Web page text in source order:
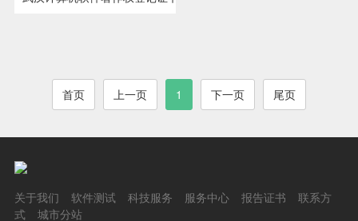
首页 上一页 1 下一页 尾页
关于我们 软件测试 科技服务 服务中心 报告证书
联系方
式
城市分站